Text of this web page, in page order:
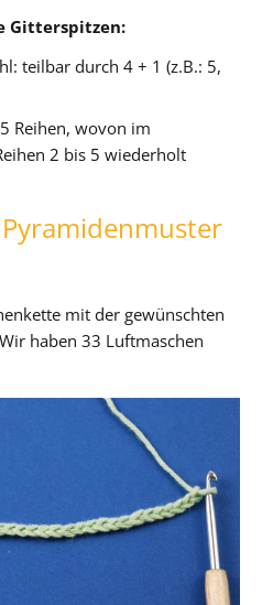
Gitterspitzen:
teilbar durch 4 + 1 (z.B.: 5,
Reihen, wovon im
2 bis 5 wiederholt
mit der gewünschten
haben 33 Luftmaschen